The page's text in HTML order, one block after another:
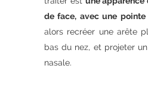
de face, avec une
alors recréer une arête
bas du nez, et projeter
nasale.